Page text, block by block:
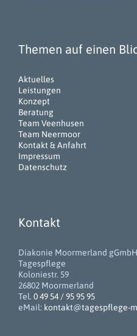
Themen auf einen
Aktuelles
Leistungen
Konzept
Beratung
Team Veenhusen
Team Neermoor
Kontakt & Anfahrt
Impressum
Datenschutz
Kontakt
Diakonie Moormerland gGmbH
Tagespflege
Koloniestr. 59
26802 Moormerland
Tel. 0 49 54 / 95 95 95
eMail: kontakt@tagespflege-